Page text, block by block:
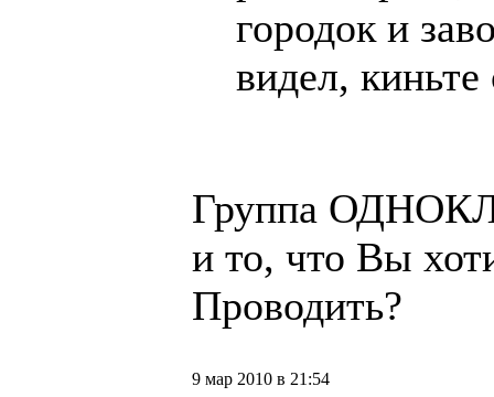
городок и
видел,
Группа
и то, что Вы
Проводить?
9 мар 2010 в 21:54